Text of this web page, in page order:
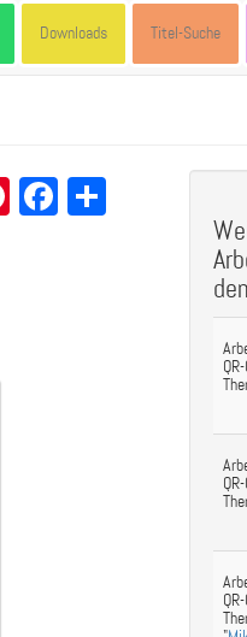
Downloads Titel-Suche
Pinterest
Facebook
Share